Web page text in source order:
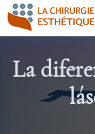
Skip
to
content
La